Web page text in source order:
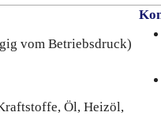
vom Betriebsdruck)
Öl, Heizöl,